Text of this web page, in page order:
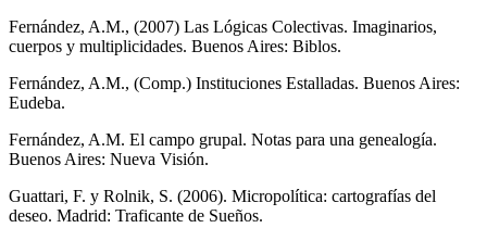
Fernández, A.M., (2007) Las Lógicas Colectivas. Imaginarios,
cuerpos y multiplicidades. Buenos Aires: Biblos.
Fernández, A.M., (Comp.) Instituciones Estalladas. Buenos Aires:
Eudeba.
Fernández, A.M. El campo grupal. Notas para una genealogía.
Buenos Aires: Nueva Visión.
Guattari, F. y Rolnik, S. (2006). Micropolítica: cartografías del
deseo. Madrid: Traficante de Sueños.